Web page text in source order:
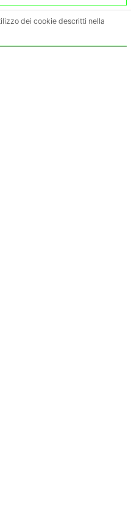
dei cookie descritti nella